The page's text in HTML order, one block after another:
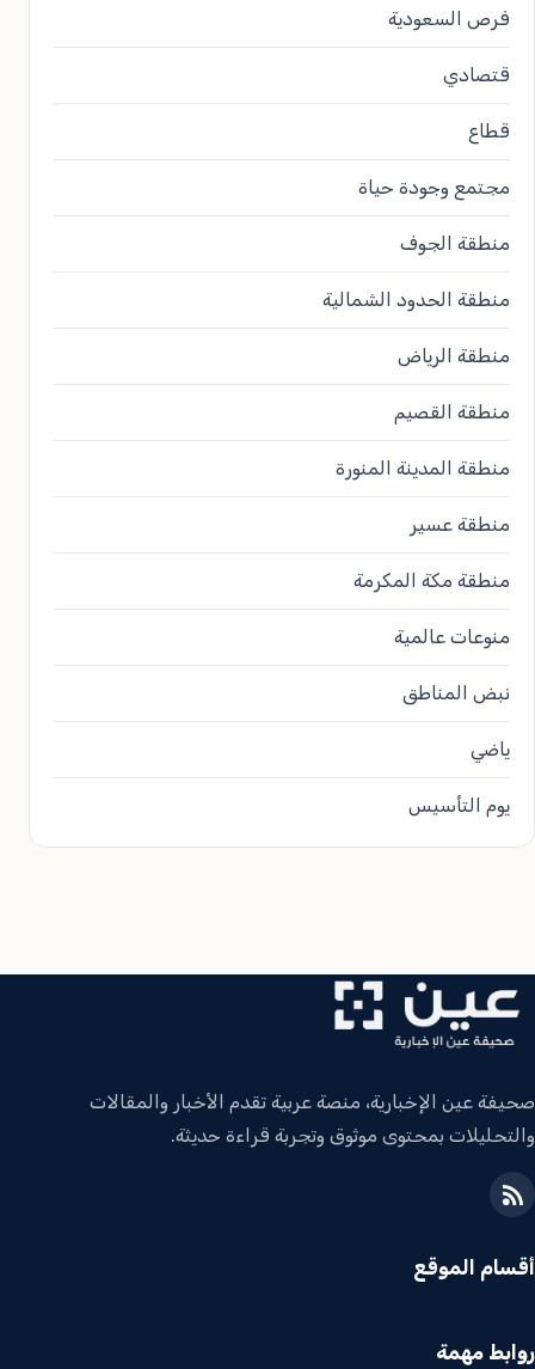
فرص السعودية
قتصادي
قطاع
مجتمع وجودة حياة
منطقة الجوف
منطقة الحدود الشمالية
منطقة الرياض
منطقة القصيم
منطقة المدينة المنورة
منطقة عسير
منطقة مكة المكرمة
منوعات عالمية
نبض المناطق
ياضي
يوم التأسيس
صحيفة عين الإخبارية، منصة عربية تقدم الأخبار والمقالات
والتحليلات بمحتوى موثوق وتجربة قراءة حديثة.
أقسام الموقع
روابط مهمة